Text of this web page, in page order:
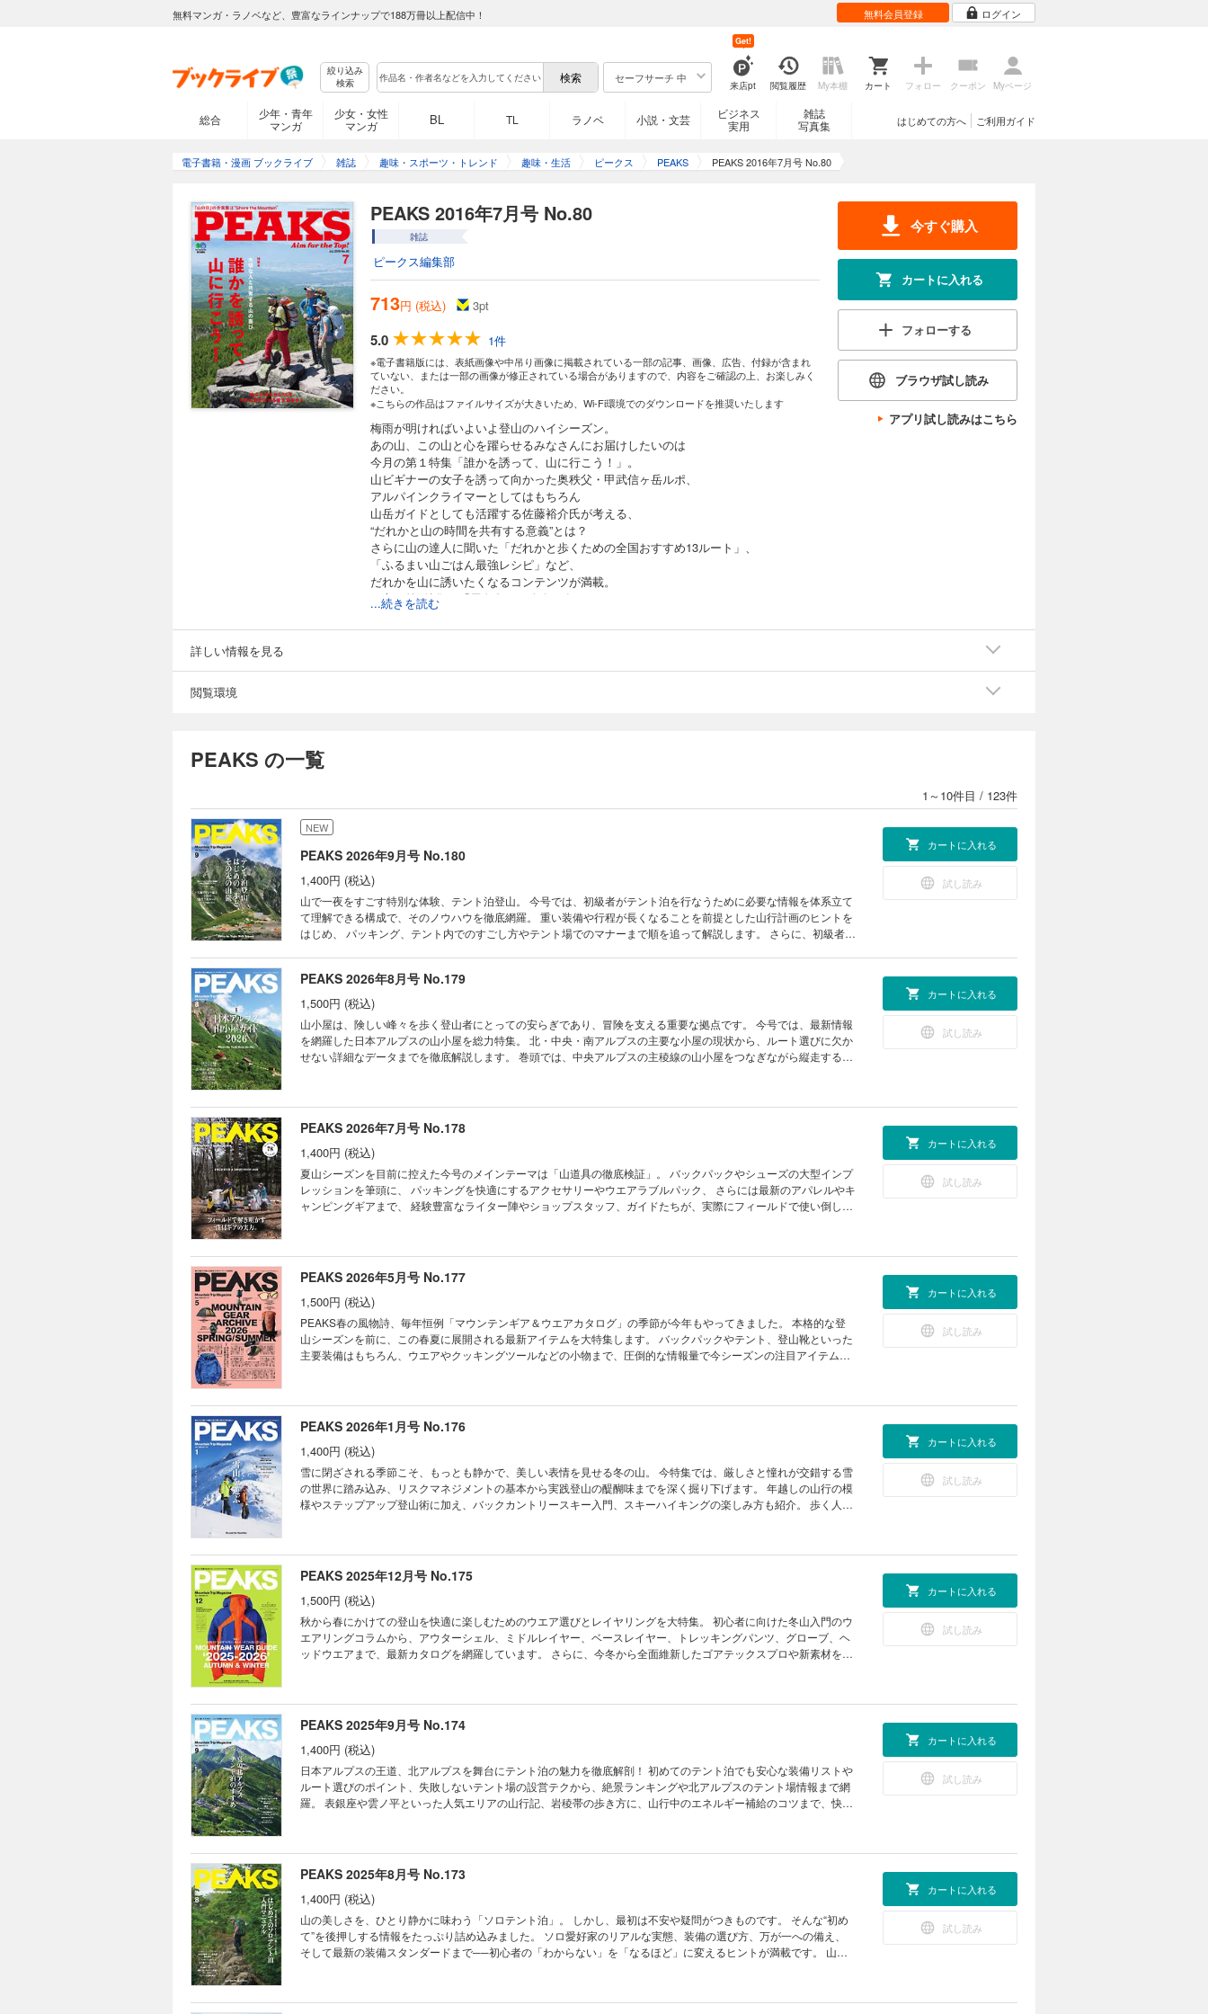
無料マンガ・ラノベなど、豊富なラインナップで188万冊以上配信中！ 無料会員登録 ログイン
絞り込み
検索
セーフサーチ 中
来店pt
Get!
閲覧履歴 My本棚 カート フォロー クーポン Myページ
総合
少年・青年
マンガ
少女・女性
マンガ
BL TL ラノベ 小説・文芸
ビジネス
実用
雑誌
写真集
ご利用ガイド
はじめての方へ
電子書籍・漫画 ブックライブ 雑誌 趣味・スポーツ・トレンド 趣味・生活 ピークス PEAKS PEAKS 2016年7月号 No.80
PEAKS 2016年7月号 No.80
雑誌
ピークス編集部
713円 (税込) 3pt
5.0 1件
※電子書籍版には、表紙画像や中吊り画像に掲載されている一部の記事、画像、広告、付録が含まれ
ていない、または一部の画像が修正されている場合がありますので、内容をご確認の上、お楽しみく
ださい。
※こちらの作品はファイルサイズが大きいため、Wi-Fi環境でのダウンロードを推奨いたします
梅雨が明ければいよいよ登山のハイシーズン。
あの山、この山と心を躍らせるみなさんにお届けしたいのは
今月の第１特集「誰かを誘って、山に行こう！」。
山ビギナーの女子を誘って向かった奥秩父・甲武信ヶ岳ルポ、
アルパインクライマーとしてはもちろん
山岳ガイドとしても活躍する佐藤裕介氏が考える、
“だれかと山の時間を共有する意義”とは？
さらに山の達人に聞いた「だれかと歩くための全国おすすめ13ルート」、
「ふるまい山ごはん最強レシピ」など、
だれかを山に誘いたくなるコンテンツが満載。
一方、第2特集は「屋久島」。命名50年、
樹齢7200年ともいわれる縄文杉が人々を魅了し続ける理由とは!?
さらに各種連載も強力ラインナップでお届けします。
事、画像、広告、付録が含まれない場合があります。また、本誌掲載の情報は、原則
...続きを読む
今すぐ購入
カートに入れる
フォローする
ブラウザ試し読み
アプリ試し読みはこちら
詳しい情報を見る
閲覧環境
PEAKS の一覧
1～10件目 / 123件
NEW
PEAKS 2026年9月号 No.180
1,400円 (税込)
山で一夜をすごす特別な体験、テント泊登山。 今号では、初級者がテント泊を行なうために必要な情報を体系立て
て理解できる構成で、そのノウハウを徹底網羅。 重い装備や行程が長くなることを前提とした山行計画のヒントを
はじめ、 パッキング、テント内でのすごし方やテント場でのマナーまで順を追って解説します。 さらに、初級者で
す。 これからの季節、山旅をより安全に楽しむための、テント泊登山ガイドの決定版！ 表紙 TRAIL HEAD 今号の
PEAKS HEADLINE TRAIL HEAD 日本各地のアウトドアショップに聞く!!全国フィールド情報 TRAIL HEAD 人気の
フィールドから現地ガイドの生の声をお届け！世界のアウトドア事情 reflect on a piece 目次 公式ECサイト
FUNQTENからのお知らせ。PEAKS別注「OBSI PACK」が新登場！ 特集◎テント泊登山 はじめの一歩と、その先
の山旅 Carry the Night, Walk Beyond. BEGINNER’S BACKPACKING GUIDE 読者モデルが山岳ガイドに学ぶ はじ
めてのテント泊登山 計画から実践まで 山行計画編 フィールド実践編 テント泊をするなら知っておきたい！テント
薦！全国のおすすめテント場ルート 快適に利用するために知っておきたい 北アルプス混雑回避ガイド テント泊
LOVERが推薦！私が愛する穴場のテント場８選 テント泊でもおいしいご飯を味わいたい！北アルプス山小屋ディ
ル」 衣食住を背負って、地域を感じる歩き旅へ。歩こう、ロングトレイル テント泊で踏破するローカルトレイル見
聞録。身近な自然と暮らしのあわいを歩く、南伊豆ロングトレイル NEXT-LEVEL LIGHTWEIGHT ライトウェイト
で行こう！ワンランク上の軽量化Tips 日米共同開発で作り上げたビッグアグネスの新たな挑戦。原点回帰のスタン
ダードテント“スプリングクリーク” 軽快な山歩きに信頼の性能を。ザ・ノース・フェイスが提案する3つの最新トレ
の山岳妖怪図鑑 やつなみアーカイブス わが心の山旅の帰り道 狩猟採集食道楽 あべちゃん ゆるゆるマウンテン 道な
き道のケルン さすらいのジンセイ相談 おだまきかあさんのMYOG道 長谷部的エマージェンシー塾 今月の山占い
ucacoの部屋 最終回 井上大助の日本全国 巨岩・奇岩・クサリ場をめぐる旅 登山スキル上達道場 下山後は湯ったり
と PEAKS 山ミステリー探求道 自然をめぐる芸術家たち メーカーインフォメーション Because it is there... なぜな
ら、そこに山があるから／奈良 亘 後編 小雀陣二の山グルメ 登る、遊ぶ、考える。「日本百名山」の歩き方 小川
山にクライミング好きが大集合 クライムオン!! 2026 イベントレポート アラフォー４人の野遊び日記／最終回 What
is the NEXT？ スタイリスト近澤 今月のドラ１ 編集後記 PEAKS SCRAMBLE そろそろ本気で撮るぜ山写真 彼女
カートに入れる
試し読み
PEAKS 2026年8月号 No.179
1,500円 (税込)
山小屋は、険しい峰々を歩く登山者にとっての安らぎであり、冒険を支える重要な拠点です。 今号では、最新情報
を網羅した日本アルプスの山小屋を総力特集。 北・中央・南アルプスの主要な小屋の現状から、ルート選びに欠か
せない詳細なデータまでを徹底解説します。 巻頭では、中央アルプスの主稜線の山小屋をつなぎながら縦走する紀
げる、信頼と実用性に満ちた永久保存版の一冊です。 表紙 TRAIL HEAD 今号のPEAKS HEADLINE TRAIL HEAD
日本各地のアウトドアショップに聞く!!全国フィールド情報 TRAIL HEAD 人気のフィールドから現地ガイドの生の
声をお届け！世界のアウトドア事情 reflect on a piece 目次 PEAKS MOUNTAIN HOLIC サブスクリプションサー
ビス 特集◎日本アルプス山小屋ガイド2026 Where the Trail Meets the Sky. Hut-to-Hut in the Central Alps まだ見ぬ
中央アルプスの姿を求めて。絶景の山小屋をつなぐ 山小屋ガイド データの見方 中央アルプスエリア 駒ヶ岳頂上山
荘 頂上木曽小屋 玉乃窪山荘 木曽駒ヶ岳七合目避難小屋・金懸小屋 西駒山荘 大樽避難小屋 宝剣山荘 天狗荘・伊勢
滝避難小屋 檜尾小屋 木曽殿山荘 空木駒峰ヒュッテ 空木平避難小屋・池山小屋 越百小屋 安平路避難小屋・恵那山山
赤石岳避難小屋 椹島ロッヂ 千枚小屋 百間洞山の家 聖平小屋 兎岳避難小屋 茶臼小屋 横窪沢小屋 光岳小屋 聖光小屋
ウソッコ沢小屋・山伏小屋・小無間小屋 知るほど楽しい北・中央・南アルプスのキャラクター。数字と雑学でみる
三大アルプス比較 北アルプスエリア 西穂山荘・焼岳小屋 徳本峠小屋・嘉門次小屋・山のひだや 上高地明神館・徳
沢ロッヂ・徳澤園 大滝山荘・横尾山荘 涸沢ヒュッテ・涸沢小屋 北穂高小屋・穂高岳山荘・岳沢小屋 南岳小屋・槍
ヶ岳山荘・殺生小屋 ヒュッテ大槍・槍沢ロッヂ・ヒュッテ西岳 大天井ヒュッテ・大天荘・常念小屋 蝶ヶ岳ヒュッ
テ・燕山荘・餓鬼岳小屋 穂高平小屋・槍平小屋・肩の小屋 笠ヶ岳山荘・わさび平小屋・鏡平山荘 双六小屋・黒部
澤小屋・早月小屋 真砂沢ロッジ・奥劔 池ノ平小屋・仙人池ヒュッテ 阿曽原温泉小屋・仙人温泉小屋・山小屋祖母
谷温泉 大日平山荘・大日小屋 針ノ木小屋・大沢小屋・新越山荘 種池山荘・冷池山荘・五竜山荘 唐松岳頂上山荘・
キレット小屋・天狗山荘 白馬鑓温泉小屋・白馬岳頂上宿舎・白馬山荘 白馬大池山荘・風吹山荘・朝日小屋 小雀陣
二の山グルメ 今月のPICK UP BOOK ユーコンカワイの山岳妖怪図鑑 やつなみアーカイブス わが心の山旅の帰り道
狩猟採集食道楽 あべちゃん ゆるゆるマウンテン 道なき道のケルン さすらいのジンセイ相談 おだまきかあさんの
MYOG道 長谷部的エマージェンシー塾 今月の山占い ucacoの部屋 井上大助の日本全国 巨岩・奇岩・クサリ場をめ
アテックスプロシェル Arc’teryx Alpha SL Jacket ＆ Pant マムートが注力する最新クライミングギアコレクショ
ン。機能美が足さばきを快適にするセンダークライミングパンツ＆アルナスカ4ロー PONCHOギア深掘りREVIEW
is the NEXT？ スタイリスト近澤 今月のドラ1 編集後記 PEAKS SCRAMBLE そろそろ本気で撮るぜ山写真 彼女
が“山着”に着替えたら……
カートに入れる
試し読み
PEAKS 2026年7月号 No.178
1,400円 (税込)
夏山シーズンを目前に控えた今号のメインテーマは「山道具の徹底検証」。 バックパックやシューズの大型インプ
レッションを筆頭に、 パッキングを快適にするアクセサリーやウエアラブルパック、 さらには最新のアパレルやキ
ャンピングギアまで、 経験豊富なライター陣やショップスタッフ、ガイドたちが、実際にフィールドで使い倒した
ウトドアショップに聞く!!全国フィールド情報 TRAIL HEAD 人気のフィールドから現地ガイドの生の声をお届け！
世界のアウトドア事情 reflect on a piece 目次 PEAKS MOUNTAIN HOLIC サブスクリプションサービス 特集◎フィ
ールドで解き明かす注目ギアの実力。FIELD TEST ＆ IMPRESSION 2026 今季大注目のアイテム10点を徹底レビュ
ー！FIELD TEST REPORT テスターたちの視点 ① フィールドで見えた今季ギアの潮流 BACKPACK［バックパッ
ク］ テスターたちの視点 ② 初心者におすすめ＆自分が買うならこれと思うバックパックは？ WEARABLE PACK
＆ ACCESSORY［ウエアラブルパック＆アクセサリー］ SHOES［シューズ］ SANDAL［サンダル］ テスターた
ちの視点 ③ 適材適所のシューズ選び考 WEAR［ウエア］ トレイルフード最前線 CAMPING GEAR［キャンピング
るゆるマウンテン 道なき道のケルン さすらいのジンセイ相談 おだまきかあさんのMYOG道 長谷部的エマージェン
シー塾 今月の山占い ucacoの部屋 井上大助の日本全国 巨岩・奇岩・クサリ場をめぐる旅 下山後は湯ったりと
PEAKS 山ミステリー探求道 自然をめぐる芸術家たち メーカーインフォメーション Because it is there... なぜな
ら、そこに山があるから／市川高嶺 小雀陣二の山グルメ PONCHOギア深掘りREVIEW トレッキングポールの新作
で歩き比べ 登る、遊ぶ、考える。「日本百名山」の歩き方 アラフォー４人の野遊び日記 What is the NEXT？ スタ
イリスト近澤 今月のドラ１ 編集後記 PEAKS SCRAMBLE そろそろ本気で撮るぜ山写真 彼女が“山着”に着替えた
カートに入れる
試し読み
PEAKS 2026年5月号 No.177
1,500円 (税込)
PEAKS春の風物詩、毎年恒例「マウンテンギア＆ウエアカタログ」の季節が今年もやってきました。 本格的な登
山シーズンを前に、この春夏に展開される最新アイテムを大特集します。 バックパックやテント、登山靴といった
主要装備はもちろん、ウエアやクッキングツールなどの小物まで、圧倒的な情報量で今シーズンの注目アイテムを
す。 表紙 TRAIL HEAD 今号のPEAKS HEADLINE TRAIL HEAD 日本各地のアウトドアショップに聞く!!全国フィー
ルド情報 TRAIL HEAD 人気のフィールドから現地ガイドの生の声をお届け!世界のアウトドア事情 reflect on a
piece 目次 PEAKS MOUNTAIN HOLIC サブスクリプションサービス 特集◎春から初秋にかけて、山を堪能するた
めの最新装備録 MOUNTAIN GEAR ARCHIVE 2026 SPRING / SUMMER 夏の北アルプス テント泊 はじめの一歩と
装備計画 BACKPACK ［バックパック］ メッシュ×ライナーが導く「防水」の新機軸。ザ・ノース・フェイスのハ
イキングパック「SUM」 フレーム構造が実現した、マックパック流「高通気」モデルの真価。伝統の安定感と確信
の通気性 Volta 52 グレゴリー フラッグシップモデルから受け継がれるフィッティングシステムの最適解。
［テント］ 信頼性をそのままに、もっと軽くなった「新しいエアライズ」 ライトエアライズ、誕生。 エイアンド
エフがサバティカルで導き出した、新たな「王道」への解答。山岳用の原点を再構築したクロスフレームテント
「リネル」 SLEEPING GEAR ［スリーピングギア］ スリーピングバッグ スリーピングバッグカバー シーツ スリ
ーピングマット ピロー COLUMN ③ ギア好きスタッフが今季気になる“キャンプギア” WEAR ［ウェア］／レイン
ウエア ハードな縦走登山で求められる最強のプロテクション アークテリクス／ベータSV ジャケット＆パンツ 好き
な道を生きる。情熱を燃やし続けるすべての「挑戦者」たちへ。マムートが導き出したふたつのハードシェル革新
ーブ クッカー カップ カトラリー 2,100kcalの高火力と汎用性。湯沸かしだけでなく“料理”もこなす、山岳調理の超
新星。最軽量クラスのシステムバーナー ゼインアーツのジオライト WATER CARRIER ［ウォーターキャリー］
HEADLAMP ［ヘッドランプ］ LANTERN ［ランタン］ HELMET ［ヘルメット］ SUNGLASSES ［サングラス］
EXTRA ITEM ［エクストラアイテム］ COLUMN ④ ギア好きスタッフが今季気になる“エクストラアイテム” タフな
筐体に最新の便利機能を搭載。遊びの可能性を広げる新世代のプロトレックが誕生 WOMEN＇S OUTDOOR WEAR
／今シーズン欲しいもの＆トレンド座談会 New Model ＆ New Color ミレー／ティフォン・ファミリーに通気する
介 海から山へ、変化を味わう初春の静岡歩き旅。 小雀陣二の山グルメ 村石太郎の野外道具探訪記／ゼログラム
PONCHOギア深掘りREVIEW 小型バックパックの実力を検証！ 登る、遊ぶ、考える。「日本百名山」の歩き方 今
あべちゃん ゆるゆるマウンテン 道なき道のケルン さすらいのジンセイ相談 おだまきかあさんのMYOG道 長谷部的
エマージェンシー塾 今月の山占い ucacoの部屋 井上大助の日本全国 巨岩・奇岩・クサリ場をめぐる旅 下山後は湯
ったりと PEAKS 山ミステリー探求道 自然をめぐる芸術家たち メーカーインフォメーション PEAKS PICK UP
BRAND COLLECTION 2026 Bridgedale［ブリッジデイル］ evolv［イボルブ］ GRIVEL［グリベル］
NOVA［テラノヴァ］ Because it is there... なぜなら、そこに山があるから／鳴海玄希 アラフォー４人の野遊び日記
カートに入れる
試し読み
PEAKS 2026年1月号 No.176
1,400円 (税込)
雪に閉ざされる季節こそ、もっとも静かで、美しい表情を見せる冬の山。 今特集では、厳しさと憧れが交錯する雪
の世界に踏み込み、リスクマネジメントの基本から実践登山の醍醐味までを深く掘り下げます。 年越しの山行の模
様やステップアップ登山術に加え、バックカントリースキー入門、スキーハイキングの楽しみ方も紹介。 歩く人、
TRAIL HEAD 今号のPEAKS HEADLINE TRAIL HEAD 日本各地のアウトドアショップに聞く!!全国フィールド情報
TRAIL HEAD 人気のフィールドから現地ガイドの生の声をお届け！世界のアウトドア事情 TRAIL HEAD GPSウォ
ッチ界をリードするカロスの定番モデルがアップデート。ハードユースに耐える最新鋭ウォッチ「エイペックス
４」 reflect on a piece 目次 PEAKS MOUNTAIN HOLIC 冬の気配に気持ちもワクワク！ 特集◎雪山を遊ぶ Beyond
the Snowline アプローチは違っても、全部雪山登山！雪山の登り方入門 一年の節目の日を山で迎える。西穂高岳独
標へ元旦登山 年に一度、かけがえのない時間がそこにはある。年末年始を山小屋ですごした特別な思い出 自分の身
は自分で守る、登山の基本を改めて確認しよう。リスクマネジメントに学ぶ雪山登山の安全対策 準備の進め方をプ
ェンジ。より使いやすく進化した最新型BCバックパック “適所”で活躍する雪山登山のお助けアイテム。チェーンス
パイク解体新書 「簡単、楽チン、気持ちいい」スキーハイキングのススメ。琵琶湖の山でクロカン娘と遊ぶ 残雪の
至仏山を滑降したい！バックカントリースキー入門 Special Interview 星野佳路 星野リゾート代表 「リゾナーレト
マム」で滑りはもちろん、滑り以外も楽しむ！ 「Mt.T by 星野リゾート」で極上のパウダースノーを楽しむ！ 今月
のPICK UP BOOK ユーコンカワイの山岳妖怪図鑑 やつなみアーカイブス わが心の山旅の帰り道 狩猟採集食道楽 あ
べちゃん 山と酒と ときどきツマミ 道なき道のケルン さすらいのジンセイ相談 おだまきかあさんのMYOG道 長谷部
PONCHOギア深掘りREVIEW 軽くて頼れるレイングローブはどれだ!? 小雀陣二の山グルメ 登る、遊ぶ、考える。
「日本百名山」の歩き方 アラフォー４人の野遊び日記 What is the NEXT？ スタイリスト近澤 今月のドラ１ 編集後
記 PEAKS SCRAMBLE そろそろ本気で撮るぜ山写真 彼女が“山着”に着替えたら……
カートに入れる
試し読み
PEAKS 2025年12月号 No.175
1,500円 (税込)
秋から春にかけての登山を快適に楽しむためのウエア選びとレイヤリングを大特集。 初心者に向けた冬山入門のウ
エアリングコラムから、アウターシェル、ミドルレイヤー、ベースレイヤー、トレッキングパンツ、グローブ、ヘ
ッドウエアまで、最新カタログを網羅しています。 さらに、今冬から全面維新したゴアテックスプロや新素材を掘
ALPHA SV小冊子」は付属しません。あらかじめご了承ください。 表紙 TRAIL HEAD 今号のPEAKS HEADLINE
TRAIL HEAD 日本各地のアウトドアショップに聞く!!全国フィールド情報 TRAIL HEAD 人気のフィールドから現地
ガイドの生の声をお届け！世界のアウトドア事情 TRAIL HEAD 超軽量・高強度・高耐久性の素材“ALUULA”を採
用。アークテリクス・アルファSL30バックパック TRAIL HEAD ザ・ノース・フェイスのアスリート支援プロジェ
クト。冒険の進化をともに創るアスリートデベロップメントプログラム始動 TRAIL HEAD ベアフット＋αを形にし
た、ニューブランド「ノータス」のファーストモデル。足を目覚めさせる究極のフレキシビリティ TRAIL HEAD 北
アルプスと八ヶ岳で実証実験がスタート。山の安全と自然を守る、新しい登山のカタチへ reflect on a piece 目次
ロダクト ザ・ノース・フェイス／サミットシリーズ25周年。冒険を支え、未来を切り拓いた四半世紀 Eiger
Extreme 30th Anniversary 伝統と革新が交差する マムートの第６世代 アイガーエクストリームコレクション 秋冬
ウエアを新しく買うならこの一着。進化したコロンビアのマルチレイヤージャケット COLUMN① 冬のヘッドウエ
ア選択考 PART.3 HEAD WEAR ［ヘッドウエア］ PART.4 MIDDLE LAYER ［ミドルレイヤー］ PART.5 THERMAL
WEAR ［サーマルウエア］ アイガーノードワンドプロ ダウンインサレーションフーデッドジャケット。
PERTEX×MAMMUT 極限の環境下を想定したダウンパーカの設計思想 登山で活躍するふたつのミドルレイヤー。
カートに入れる
試し読み
PEAKS 2025年9月号 No.174
1,400円 (税込)
日本アルプスの王道、北アルプスを舞台にテント泊の魅力を徹底解剖！ 初めてのテント泊でも安心な装備リストや
ルート選びのポイント、失敗しないテント場の設営テクから、絶景ランキングや北アルプスのテント場情報まで網
羅。 表銀座や雲ノ平といった人気エリアの山行記、岩稜帯の歩き方に、山行中のエネルギー補給のコツまで、快適
現実味を帯びてくるはず！ 表紙 TRAIL HEAD 今号のPEAKS HEADLINE TRAIL HEAD 日本各地のアウトドアショ
ップに聞く!!全国フィールド情報 TRAIL HEAD 人気のフィールドから現地ガイドの生の声をお届け！世界のアウト
ドア事情 TRAIL HEAD タフ＆ライト＆コンフォートなアルトラ渾身の新作。新たな体験へといざなうオリンパス
275 reflect on a piece 目次 PEAKS MOUNTAIN HOLIC 新作商品が８月にも登場！ 特集◎夏の北アルプス テント泊
のすすめ 絶景に抱かれて目覚める。それが北アルプスのテント泊。Leave the road, Take the trails. 安全な計画は、
全体像と重要地名を知ることから。“北アルプス”って、どんな場所？ ほかの山域とは、ココが違う！“北アルプスな
らでは”の重要ポイント 憧れの岩稜帯に挑む。表銀座～東鎌尾根3泊4日縦走記 【column①】疲れのもとを根本から
カートに入れる
試し読み
PEAKS 2025年8月号 No.173
1,400円 (税込)
山の美しさを、ひとり静かに味わう「ソロテント泊」。 しかし、最初は不安や疑問がつきものです。 そんな“初め
て”を後押しする情報をたっぷり詰め込みました。 ソロ愛好家のリアルな実態、装備の選び方、万が一への備え、
そして最新の装備スタンダードまで──初心者の「わからない」を「なるほど」に変えるヒントが満載です。 山岳
てくれました。 この一冊が、あなたの“ひとり山旅”の背中をそっと押しますよ。 表紙 TRAIL HEAD 今号のPEAKS
カートに入れる
試し読み